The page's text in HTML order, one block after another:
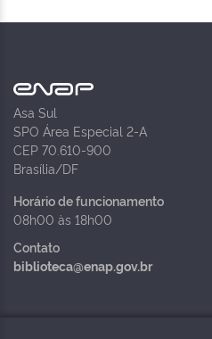
Asa Sul
SPO Área Especial 2-A
CEP 70.610-900
Brasília/DF
Horário de funcionamento
08h00 às 18h00
Contato
biblioteca@enap.gov.br